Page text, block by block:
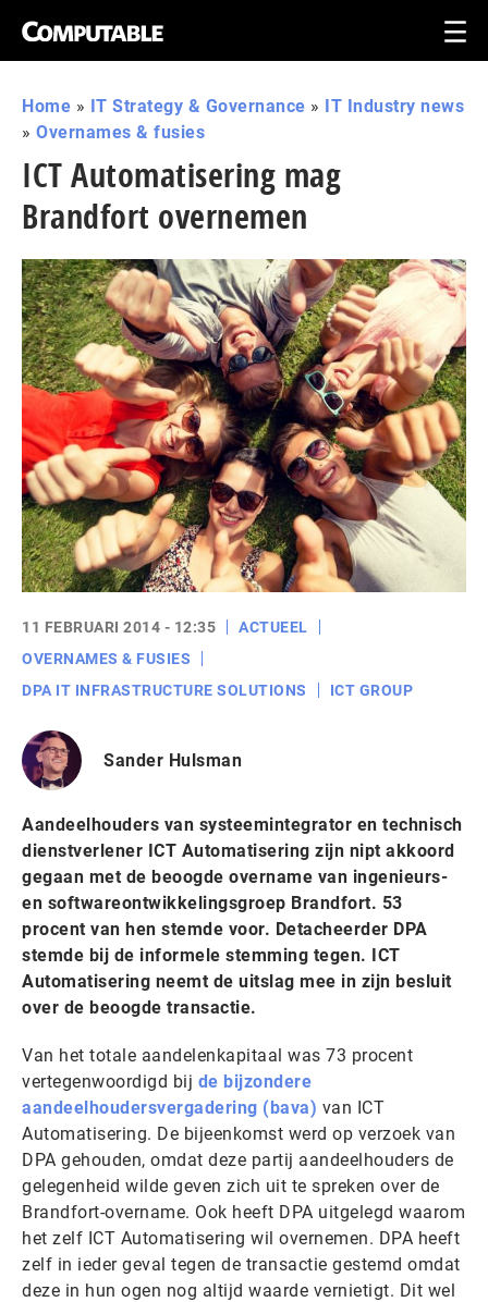
Home » IT Strategy & Governance » IT Industry news
» Overnames & fusies
ICT Automatisering mag
Brandfort overnemen
11 FEBRUARI 2014 - 12:35
ACTUEEL
OVERNAMES & FUSIES
DPA IT INFRASTRUCTURE SOLUTIONS
ICT GROUP
Sander Hulsman
Aandeelhouders van systeemintegrator en technisch
dienstverlener ICT Automatisering zijn nipt akkoord
gegaan met de beoogde overname van ingenieurs-
en softwareontwikkelingsgroep Brandfort. 53
procent van hen stemde voor. Detacheerder DPA
stemde bij de informele stemming tegen. ICT
Automatisering neemt de uitslag mee in zijn besluit
over de beoogde transactie.
Van het totale aandelenkapitaal was 73 procent
vertegenwoordigd bij de bijzondere
aandeelhoudersvergadering (bava) van ICT
Automatisering. De bijeenkomst werd op verzoek van
DPA gehouden, omdat deze partij aandeelhouders de
gelegenheid wilde geven zich uit te spreken over de
Brandfort-overname. Ook heeft DPA uitgelegd waarom
het zelf ICT Automatisering wil overnemen. DPA heeft
zelf in ieder geval tegen de transactie gestemd omdat
deze in hun ogen nog altijd waarde vernietigt. Dit wel